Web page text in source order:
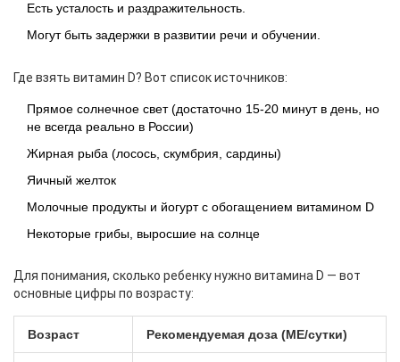
Есть усталость и раздражительность.
Могут быть задержки в развитии речи и обучении.
Где взять витамин D? Вот список источников:
Прямое солнечное свет (достаточно 15-20 минут в день, но
не всегда реально в России)
Жирная рыба (лосось, скумбрия, сардины)
Яичный желток
Молочные продукты и йогурт с обогащением витамином D
Некоторые грибы, выросшие на солнце
Для понимания, сколько ребенку нужно витамина D — вот
основные цифры по возрасту:
Возраст Рекомендуемая доза (МЕ/сутки)